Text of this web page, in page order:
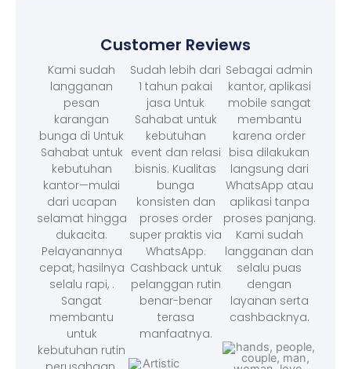
Customer Reviews
Kami sudah
langganan
pesan
karangan
bunga di Untuk
Sahabat untuk
kebutuhan
kantor—mulai
dari ucapan
selamat hingga
dukacita.
Pelayanannya
cepat, hasilnya
selalu rapi, .
Sangat
membantu
untuk
kebutuhan rutin
Sudah lebih dari
1 tahun pakai
jasa Untuk
Sahabat untuk
kebutuhan
event dan relasi
bisnis. Kualitas
bunga
konsisten dan
proses order
super praktis via
WhatsApp.
Cashback untuk
pelanggan rutin
benar-benar
terasa
manfaatnya.
Sebagai admin
kantor, aplikasi
mobile sangat
membantu
karena order
bisa dilakukan
langsung dari
WhatsApp atau
aplikasi tanpa
proses panjang.
Kami sudah
langganan dan
selalu puas
dengan
layanan serta
cashbacknya.